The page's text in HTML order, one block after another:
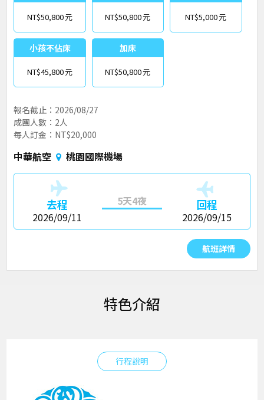
NT$50,800 NT$50,800 NT$5,000
小孩不佔床
NT$45,800
加床
NT$50,800
報名截止：2026/08/27
成團人數：2人
每人訂金：NT$20,000
中華航空 桃園國際機場
去程
2026/09/11
5天4夜 回程
2026/09/15
航班詳情
特色介紹
行程說明